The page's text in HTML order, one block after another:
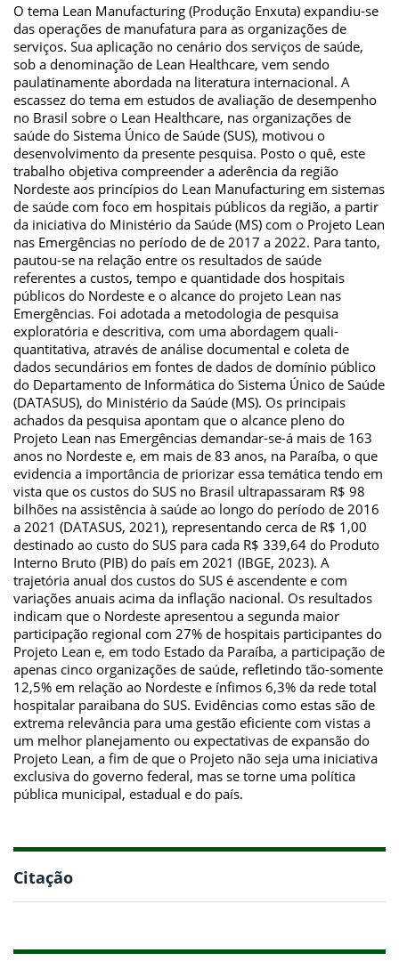
O tema Lean Manufacturing (Produção Enxuta) expandiu-se
das operações de manufatura para as organizações de
serviços. Sua aplicação no cenário dos serviços de saúde,
sob a denominação de Lean Healthcare, vem sendo
paulatinamente abordada na literatura internacional. A
escassez do tema em estudos de avaliação de desempenho
no Brasil sobre o Lean Healthcare, nas organizações de
saúde do Sistema Único de Saúde (SUS), motivou o
desenvolvimento da presente pesquisa. Posto o quê, este
trabalho objetiva compreender a aderência da região
Nordeste aos princípios do Lean Manufacturing em sistemas
de saúde com foco em hospitais públicos da região, a partir
da iniciativa do Ministério da Saúde (MS) com o Projeto Lean
nas Emergências no período de de 2017 a 2022. Para tanto,
pautou-se na relação entre os resultados de saúde
referentes a custos, tempo e quantidade dos hospitais
públicos do Nordeste e o alcance do projeto Lean nas
Emergências. Foi adotada a metodologia de pesquisa
exploratória e descritiva, com uma abordagem quali-
quantitativa, através de análise documental e coleta de
dados secundários em fontes de dados de domínio público
do Departamento de Informática do Sistema Único de Saúde
(DATASUS), do Ministério da Saúde (MS). Os principais
achados da pesquisa apontam que o alcance pleno do
Projeto Lean nas Emergências demandar-se-á mais de 163
anos no Nordeste e, em mais de 83 anos, na Paraíba, o que
evidencia a importância de priorizar essa temática tendo em
vista que os custos do SUS no Brasil ultrapassaram R$ 98
bilhões na assistência à saúde ao longo do período de 2016
a 2021 (DATASUS, 2021), representando cerca de R$ 1,00
destinado ao custo do SUS para cada R$ 339,64 do Produto
Interno Bruto (PIB) do país em 2021 (IBGE, 2023). A
trajetória anual dos custos do SUS é ascendente e com
variações anuais acima da inflação nacional. Os resultados
indicam que o Nordeste apresentou a segunda maior
participação regional com 27% de hospitais participantes do
Projeto Lean e, em todo Estado da Paraíba, a participação de
apenas cinco organizações de saúde, refletindo tão-somente
12,5% em relação ao Nordeste e ínfimos 6,3% da rede total
hospitalar paraibana do SUS. Evidências como estas são de
extrema relevância para uma gestão eficiente com vistas a
um melhor planejamento ou expectativas de expansão do
Projeto Lean, a fim de que o Projeto não seja uma iniciativa
exclusiva do governo federal, mas se torne uma política
pública municipal, estadual e do país.
Citação